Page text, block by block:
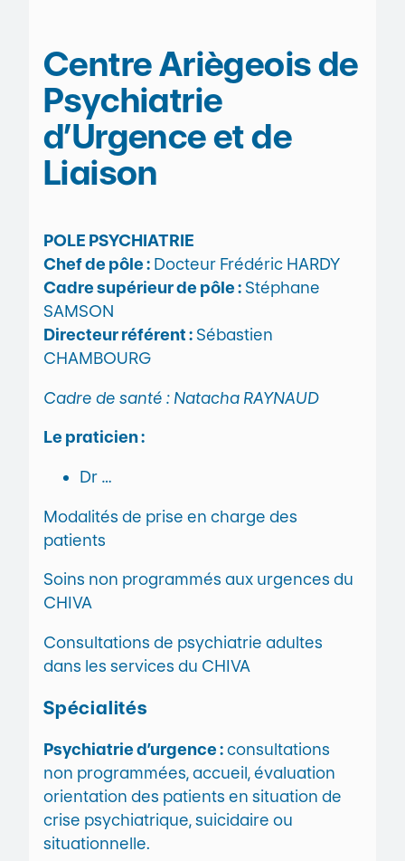
Centre Ariègeois de
Psychiatrie
d’Urgence et de
Liaison
POLE PSYCHIATRIE
Chef de pôle : Docteur Frédéric HARDY
Cadre supérieur de pôle :Stéphane
SAMSON
Directeur référent :Sébastien
CHAMBOURG
Cadre de santé : Natacha RAYNAUD
Le praticien :
Dr …
Modalités de prise en charge des
patients
Soins non programmés aux urgences du
CHIVA
Consultations de psychiatrie adultes
dans les services du CHIVA
Spécialités
Psychiatrie d’urgence :consultations
non programmées, accueil, évaluation
orientation des patients en situation de
crise psychiatrique, suicidaire ou
situationnelle.